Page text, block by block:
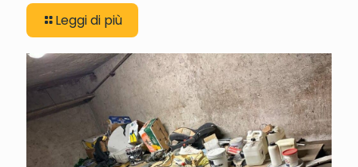
Leggi di più